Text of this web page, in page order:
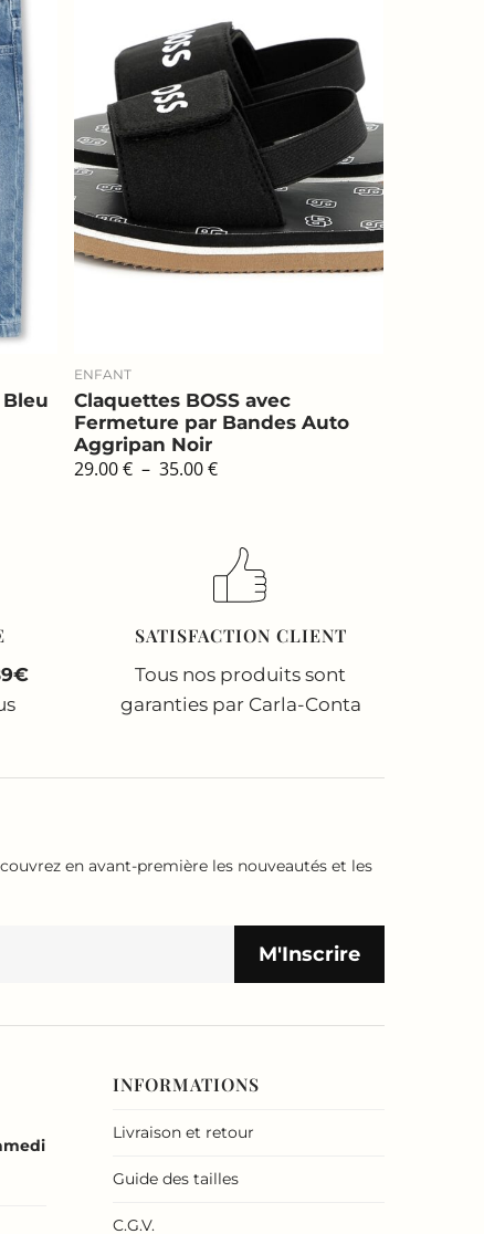
ENFANT
Claquettes BOSS avec
Fermeture par Bandes Auto
Aggripan Noir
29.00€ – 35.00€Plage
de
35.00 €
SATISFACTION CLIENT
Tous nos produits sont
garanties par Carla-Conta
en avant-première les nouveautés et les
INFORMATIONS
Livraison et retour
Guide des tailles
C.G.V.